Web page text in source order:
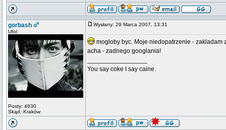
gorbash
Ufol
Posty: 4630
Skąd: Kraków
Wysłany: 29 Marca 2007, 13:31
mogloby byc. Moje niedopatrzenie -
acha - zadnego googlania!
You say coke I say caine.